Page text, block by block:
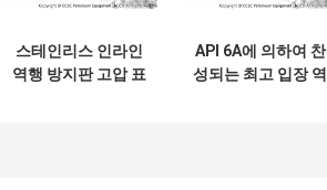
스테인리스 인라인
역행 방지판 고압 표
API 6A에 의하여 찬
성되는 최고 입장 역